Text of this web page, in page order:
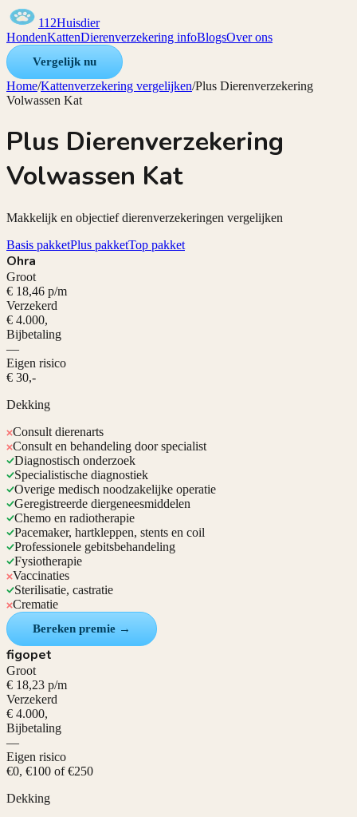
112Huisdier
HondenKattenDierenverzekering infoBlogsOver ons
Vergelijk nu
Home/Kattenverzekering vergelijken/Plus Dierenverzekering
Volwassen Kat
Plus Dierenverzekering
Volwassen Kat
Makkelijk en objectief dierenverzekeringen vergelijken
Basis pakketPlus pakketTop pakket
Ohra
Groot
€ 18,46 p/m
Verzekerd
€ 4.000,
Bijbetaling
—
Eigen risico
€ 30,-
Dekking
Consult dierenarts
Consult en behandeling door specialist
Diagnostisch onderzoek
Specialistische diagnostiek
Overige medisch noodzakelijke operatie
Geregistreerde diergeneesmiddelen
Chemo en radiotherapie
Pacemaker, hartkleppen, stents en coil
Professionele gebitsbehandeling
Fysiotherapie
Vaccinaties
Sterilisatie, castratie
Crematie
Bereken premie →
figopet
Groot
€ 18,23 p/m
Verzekerd
€ 4.000,
Bijbetaling
—
Eigen risico
€0, €100 of €250
Dekking